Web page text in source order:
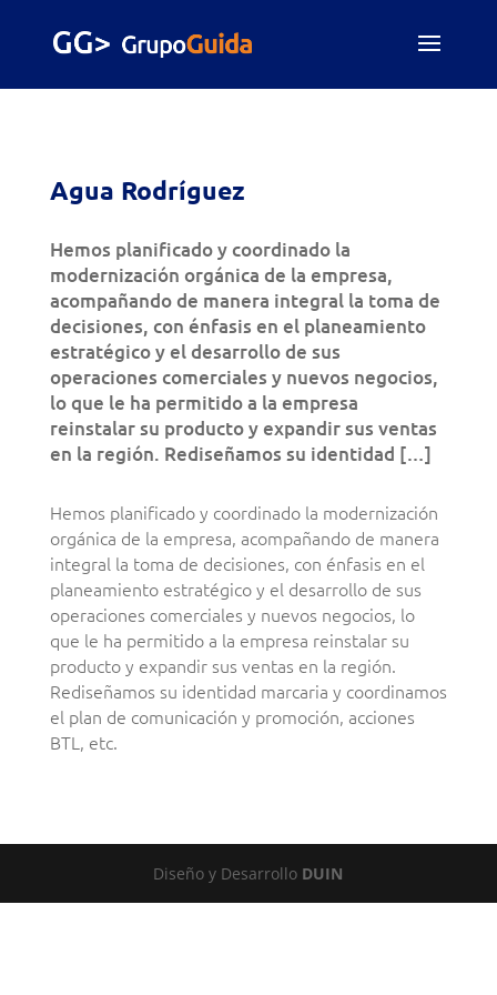
Agua Rodríguez
Hemos planificado y coordinado la
modernización orgánica de la empresa,
acompañando de manera integral la toma de
decisiones, con énfasis en el planeamiento
estratégico y el desarrollo de sus
operaciones comerciales y nuevos negocios,
lo que le ha permitido a la empresa
reinstalar su producto y expandir sus ventas
en la región. Rediseñamos su identidad […]
Hemos planificado y coordinado la modernización
orgánica de la empresa, acompañando de manera
integral la toma de decisiones, con énfasis en el
planeamiento estratégico y el desarrollo de sus
operaciones comerciales y nuevos negocios, lo
que le ha permitido a la empresa reinstalar su
producto y expandir sus ventas en la región.
Rediseñamos su identidad marcaria y coordinamos
el plan de comunicación y promoción, acciones
BTL, etc.
Diseño y Desarrollo DUIN